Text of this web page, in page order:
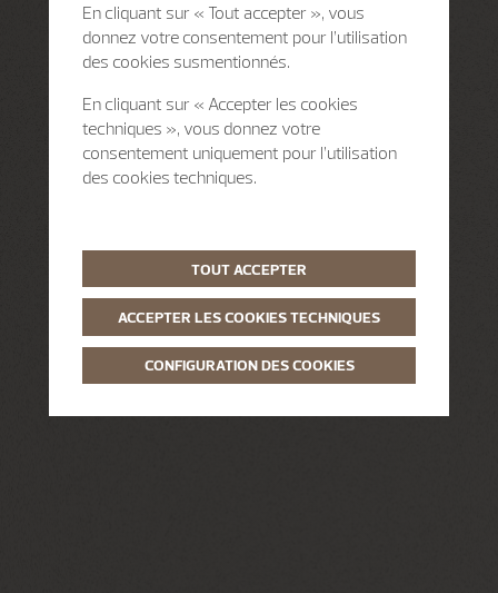
En cliquant sur « Tout accepter », vous
donnez votre consentement pour l’utilisation
des cookies susmentionnés.
En cliquant sur « Accepter les cookies
techniques », vous donnez votre
consentement uniquement pour l’utilisation
des cookies techniques.
TOUT ACCEPTER
ACCEPTER LES COOKIES TECHNIQUES
CONFIGURATION DES COOKIES